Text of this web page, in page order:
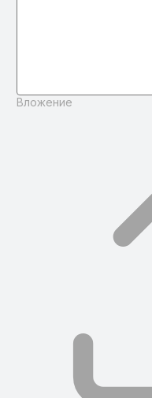
Вложение